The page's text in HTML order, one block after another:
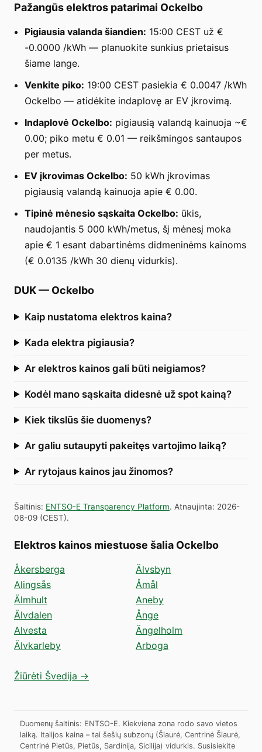
Pažangūs elektros patarimai Ockelbo
Pigiausia valanda šiandien: 15:00 CEST už €
-0.0000 /kWh — planuokite sunkius prietaisus
šiame lange.
Venkite piko: 19:00 CEST pasiekia € 0.0047 /kWh
Ockelbo — atidėkite indaplovę ar EV įkrovimą.
Indaplovė Ockelbo: pigiausią valandą kainuoja ~€
0.00; piko metu € 0.01 — reikšmingos santaupos
per metus.
EV įkrovimas Ockelbo: 50 kWh įkrovimas
pigiausią valandą kainuoja apie € 0.00.
Tipinė mėnesio sąskaita Ockelbo: ūkis,
naudojantis 5 000 kWh/metus, šį mėnesį moka
apie € 1 esant dabartinėms didmeninėms kainoms
(€ 0.0135 /kWh 30 dienų vidurkis).
DUK— Ockelbo
Kaip nustatoma elektros kaina?
Kada elektra pigiausia?
Ar elektros kainos gali būti neigiamos?
Kodėl mano sąskaita didesnė už spot kainą?
Kiek tikslūs šie duomenys?
Ar galiu sutaupyti pakeitęs vartojimo laiką?
Ar rytojaus kainos jau žinomos?
Šaltinis: ENTSO-E Transparency Platform. Atnaujinta: 2026-
08-09 (CEST).
Elektros kainos miestuose šalia Ockelbo
Åkersberga
Alingsås
Älmhult
Älvdalen
Alvesta
Älvkarleby
Älvsbyn
Åmål
Aneby
Ånge
Ängelholm
Arboga
Žiūrėti Švedija →
Duomenų šaltinis: ENTSO-E. Kiekviena zona rodo savo vietos
laiką. Italijos kaina – tai šešių subzonų (Šiaurė, Centrinė Šiaurė,
Centrinė Pietūs, Pietūs, Sardinija, Sicilija) vidurkis. Susisiekite